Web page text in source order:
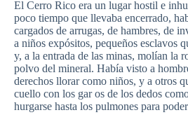
El Cerro Rico era un lugar hostil e
poco tiempo que llevaba encerrado,
cargados de arrugas, de hambres, de
a niños expósitos, pequeños esclavos
y, a la entrada de las minas, molían la
polvo del mineral. Había visto a
derechos llorar como niños, y a otros
cuello con los gar os de los dedos
hurgarse hasta los pulmones para